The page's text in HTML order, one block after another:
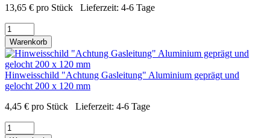
13,65 € pro Stück Lieferzeit: 4-6 Tage
Warenkorb
Hinweisschild "Achtung Gasleitung" Aluminium geprägt und
gelocht 200 x 120 mm
4,45 € pro Stück Lieferzeit: 4-6 Tage